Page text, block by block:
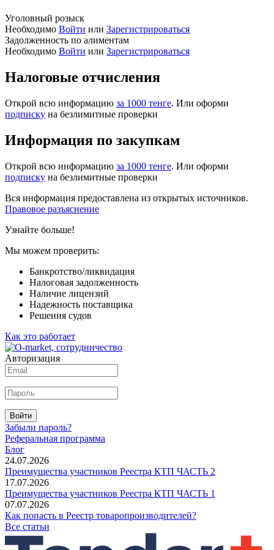
Уголовный розыск
Необходимо Войти или Зарегистрироваться
Задолженность по алиментам
Необходимо Войти или Зарегистрироваться
Налоговые отчисления
Открой всю информацию за 1000 тенге. Или оформи
подписку на безлимитные проверки
Информация по закупкам
Открой всю информацию за 1000 тенге. Или оформи
подписку на безлимитные проверки
Вся информация предоставлена из открытых источников.
Правовое разъяснение
Узнайте больше!
Мы можем проверить:
Банкротство/ликвидация
Налоговая задолженность
Наличие лицензий
Надежность поставщика
Решения судов
Как это работает
Авторизация
Войти
Забыли пароль?
Реферальная программа
Блог
24.07.2026
Преимущества участников Реестра КТП ЧАСТЬ 2
17.07.2026
Преимущества участников Реестра КТП ЧАСТЬ 1
07.07.2026
Как попасть в Реестр товаропроизводителей?
Все статьи